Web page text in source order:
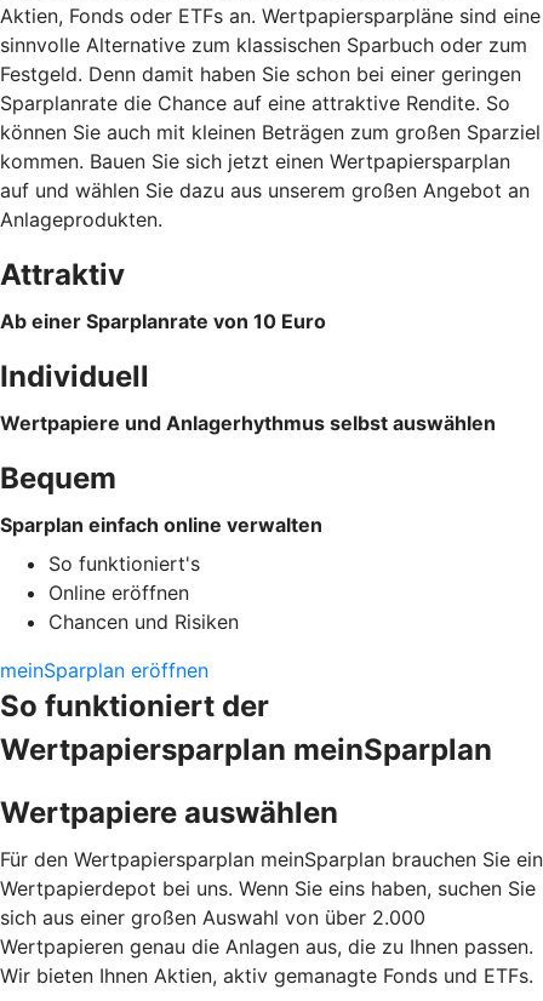
Aktien, Fonds oder ETFs an. Wertpapiersparpläne sind eine
sinnvolle Alternative zum klassischen Sparbuch oder zum
Festgeld. Denn damit haben Sie schon bei einer geringen
Sparplanrate die Chance auf eine attraktive Rendite. So
können Sie auch mit kleinen Beträgen zum großen Sparziel
kommen. Bauen Sie sich jetzt einen Wertpapiersparplan
auf und wählen Sie dazu aus unserem großen Angebot an
Anlageprodukten.
Attraktiv
Ab einer Sparplanrate von 10 Euro
Individuell
Wertpapiere und Anlagerhythmus selbst auswählen
Bequem
Sparplan einfach online verwalten
So funktioniert's
Online eröffnen
Chancen und Risiken
meinSparplan eröffnen
So funktioniert der
Wertpapiersparplan meinSparplan
Wertpapiere auswählen
Für den Wertpapiersparplan meinSparplan brauchen Sie ein
Wertpapierdepot bei uns. Wenn Sie eins haben, suchen Sie
sich aus einer großen Auswahl von über 2.000
Wertpapieren genau die Anlagen aus, die zu Ihnen passen.
Wir bieten Ihnen Aktien, aktiv gemanagte Fonds und ETFs.